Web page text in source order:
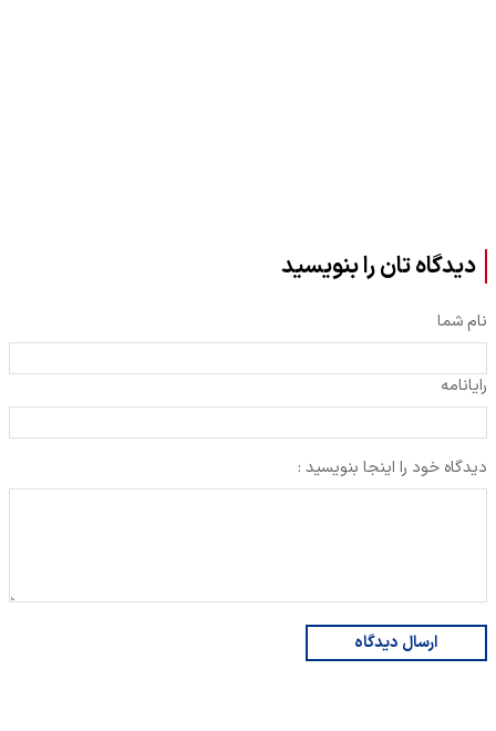
دیدگاه تان را بنویسید
نام شما
رایانامه
دیدگاه خود را اینجا بنویسید :
ارسال دیدگاه